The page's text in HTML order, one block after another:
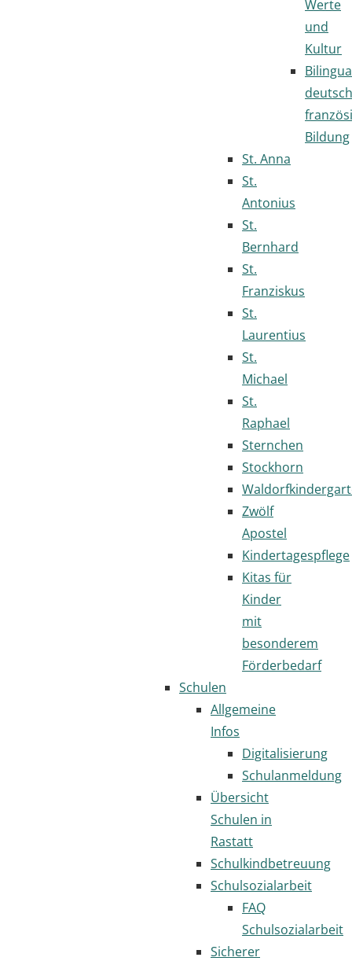
Werte
und
Kultur
deutsch
Bildung
St. Anna
St.
Antonius
St.
Bernhard
St.
Franziskus
St.
Laurentius
St.
Michael
St.
Raphael
Sternchen
Stockhorn
Zwölf
Apostel
Kindertagespflege
Kitas für
Kinder
mit
besonderem
Förderbedarf
Schulen
Allgemeine
Infos
Digitalisierung
Schulanmeldung
Übersicht
Schulen in
Rastatt
Schulkindbetreuung
Schulsozialarbeit
FAQ
Schulsozialarbeit
Sicherer